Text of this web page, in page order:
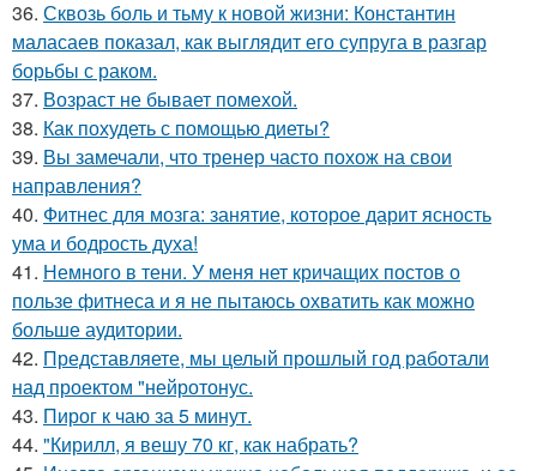
36. Сквозь боль и тьму к новой жизни: Константин
маласаев показал, как выглядит его супруга в разгар
борьбы с раком.
37. Возраст не бывает помехой.
38. Как похудеть с помощью диеты?
39. Вы замечали, что тренер часто похож на свои
направления?
40. Фитнес для мозга: занятие, которое дарит ясность
ума и бодрость духа!
41. Немного в тени. У меня нет кричащих постов о
пользе фитнеса и я не пытаюсь охватить как можно
больше аудитории.
42. Представляете, мы целый прошлый год работали
над проектом "нейротонус.
43. Пирог к чаю за 5 минут.
44. "Кирилл, я вешу 70 кг, как набрать?